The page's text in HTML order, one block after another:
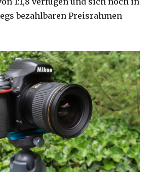
bezahlbaren Preisrahmen